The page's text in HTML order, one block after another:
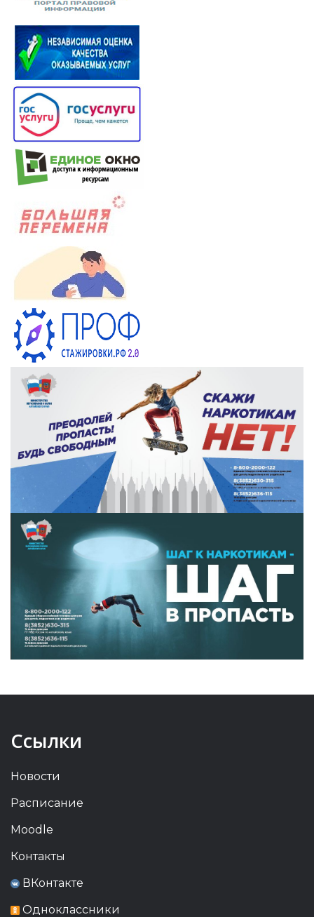
Ссылки
Новости
Расписание
Moodle
Контакты
ВКонтакте
Одноклассники